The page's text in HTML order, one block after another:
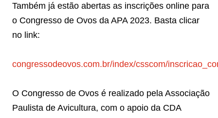
Também já estão abertas as inscrições online para
o Congresso de Ovos da APA 2023. Basta clicar
no link:
congressodeovos.com.br/index/csscom/
O Congresso de Ovos é realizado pela Associação
Paulista de Avicultura, com o apoio da CDA